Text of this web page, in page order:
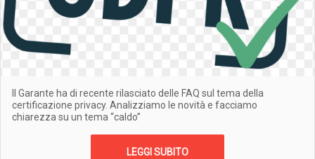
Il Garante ha di recente rilasciato delle FAQ sul tema della
certificazione privacy. Analizziamo le novità e facciamo
chiarezza su un tema “caldo”
LEGGI SUBITO